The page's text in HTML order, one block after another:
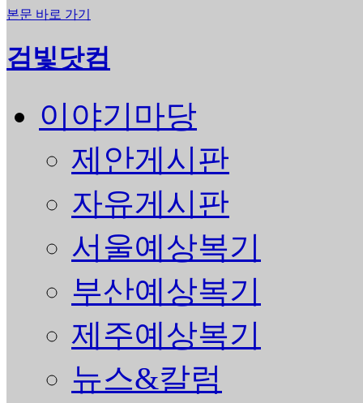
본문 바로 가기
검빛닷컴
이야기마당
제안게시판
자유게시판
서울예상복기
부산예상복기
제주예상복기
뉴스&칼럼